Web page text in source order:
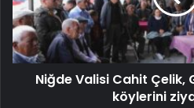
Niğde Valisi Cahit Çelik,
köylerini